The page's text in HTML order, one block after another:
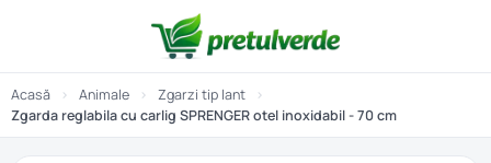
Acasă › Animale › Zgarzi tip lant
›
Zgarda reglabila cu carlig SPRENGER otel inoxidabil - 70 cm